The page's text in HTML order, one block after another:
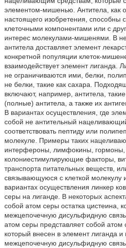
элементом-мишенью. Антитела, как
настоящего изобретения, способны
клеточными компонентами или с
интерес молекулами-мишенями. В
антитела доставляет элемент
конкретной популяции клеток-
взаимодействует элемент лиганда.
не ограничиваются ими, белки,
не белки, такие как сахара.
включают, например, антитела,
(полные) антитела, а также их
В вариантах осуществления, где
собой не антительный
соответствовать пептиду или
молекуле. Примеры таких
интерфероны, лимфокины, гормоны,
колониестимулирующие факторы,
транспорта питательных веществ,
связывающуюся с клеткой молекулу
вариантах осуществления линкер
серы на лиганде. В некоторых
собой атом серы остатка цистеина,
межцепочечную дисульфидную
атом серы представляет собой атом
который внесен в элемент лиганда и
межцепочечную дисульфидную